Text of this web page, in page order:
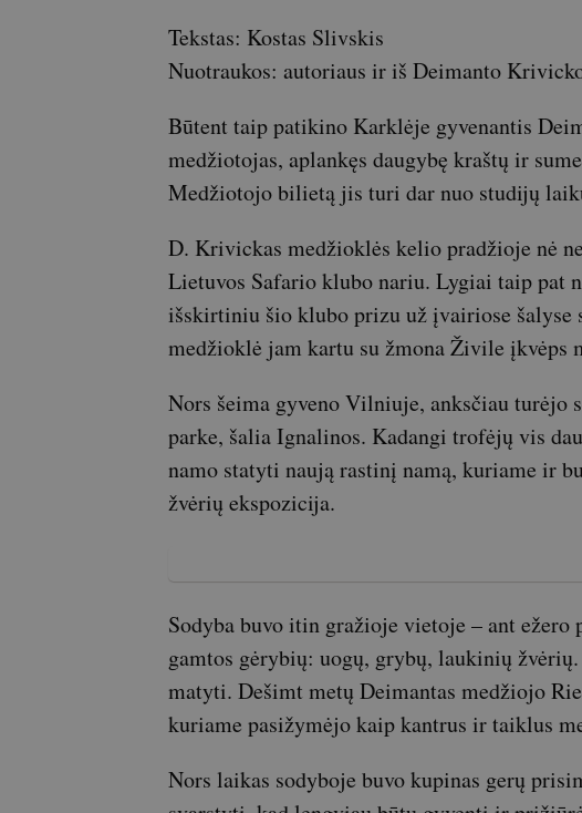
Tekstas: Kostas Slivskis
Nuotraukos: autoriaus ir iš Deimanto
Būtent taip patikino Karklėje gyvenantis
medžiotojas, aplankęs daugybę kraštų ir
Medžiotojo bilietą jis turi dar nuo studijų
D. Krivickas medžioklės kelio pradžioje nė
Lietuvos Safario klubo nariu. Lygiai taip pat
išskirtiniu šio klubo prizu už įvairiose šalyse
medžioklė jam kartu su žmona Živile įkvėps
Nors šeima gyveno Vilniuje, anksčiau turėjo
parke, šalia Ignalinos. Kadangi trofėjų vis
namo statyti naują rastinį namą, kuriame ir
žvėrių ekspozicija.
Sodyba buvo itin gražioje vietoje – ant ežero
gamtos gėrybių: uogų, grybų, laukinių
matyti. Dešimt metų Deimantas medžiojo
kuriame pasižymėjo kaip kantrus ir taiklus
Nors laikas sodyboje buvo kupinas gerų